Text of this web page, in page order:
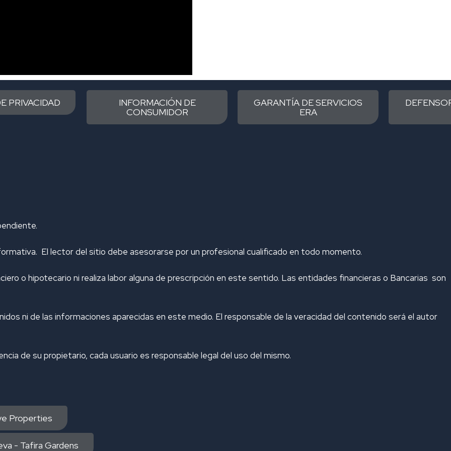
PRIVACIDAD
INFORMACIÓN DE
CONSUMIDOR
GARANTÍA DE SERVICIOS
ERA
El lector del sitio debe asesorarse por un profesional cualificado en todo momento.
o hipotecario ni realiza labor alguna de prescripción en este sentido. Las entidades financieras o Bancarias son
ni de las informaciones aparecidas en este medio. El responsable de la veracidad del contenido será el autor
de su propietario, cada usuario es responsable legal del uso del mismo.
Properties
- Tafira Gardens